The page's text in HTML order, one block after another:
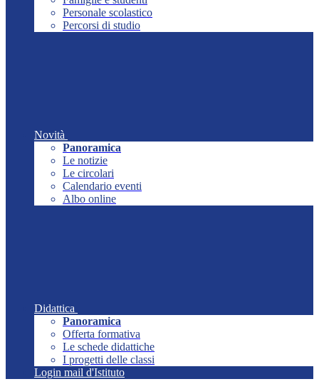
Personale scolastico
Percorsi di studio
Novità
Panoramica
Le notizie
Le circolari
Calendario eventi
Albo online
Didattica
Panoramica
Offerta formativa
Le schede didattiche
I progetti delle classi
Login mail d'Istituto